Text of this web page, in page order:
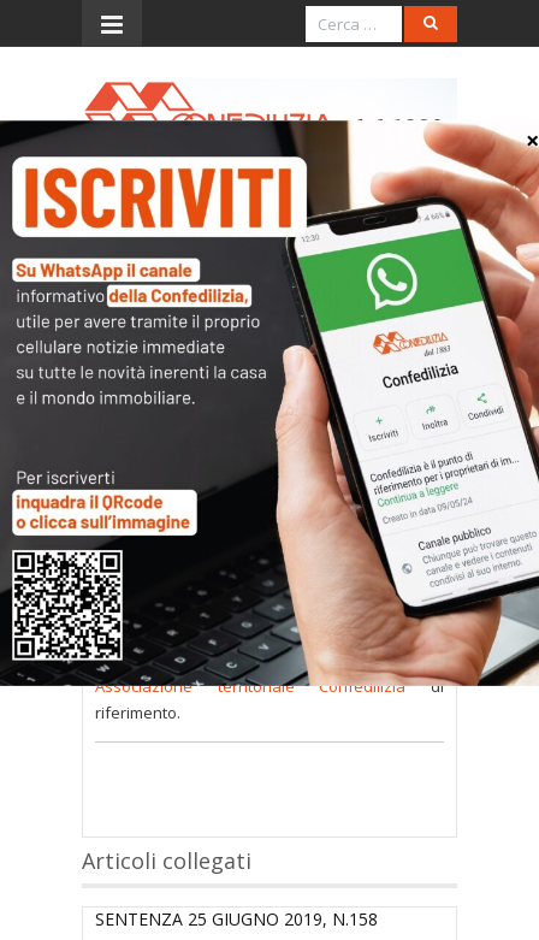
Menu
SENTENZA DEL 11 OTTOBRE
2000 , N. 416 (acquisto
immobili non di lusso)
L’accesso al contenuto
completo è riservato ai
soli utenti abilitati.
Tutti i documenti presenti nelle Banche dati
sonoa disposizione dei soci ma per poterli
consultare occorre
inserire i dati di accesso
nel modulo a destra della pagina
Se non possiedi nome utente e password
oppure li haismarriti richiedili alla tua
Associazione territoriale Confediliziadi
riferimento.
Articoli collegati
SENTENZA 25 GIUGNO 2019, N.158